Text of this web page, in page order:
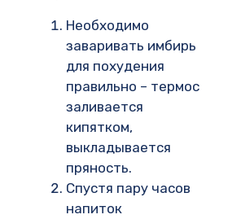
Необходимо
заваривать имбирь
для похудения
правильно – термос
заливается
кипятком,
выкладывается
пряность.
Спустя пару часов
напиток